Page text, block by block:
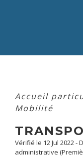
Accueil
Mobilité
Vérifié le 12 Jul 2022
administrative